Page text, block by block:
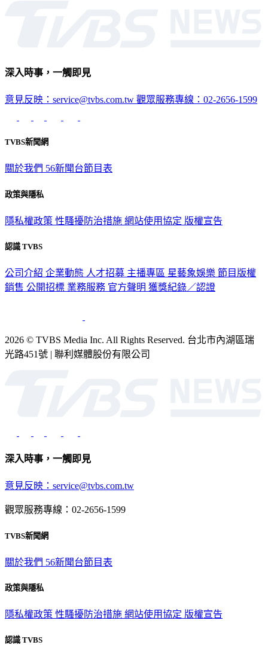
深入時事，一觸即見
意見反映：service@tvbs.com.tw 觀眾服務專線：02-2656-1599
TVBS新聞網
關於我們 56新聞台節目表
政策與隱私
隱私權政策 性騷擾防治措施 網站使用協定 版權宣告
認識 TVBS
公司介紹 企業動態 人才招募 主播專區 星藝象娛樂 節目版權
銷售 公開招標 業務服務 官方聲明 獲獎紀錄／認證
2026 © TVBS Media Inc. All Rights Reserved. 台北市內湖區瑞
光路451號 | 聯利媒體股份有限公司
深入時事，一觸即見
意見反映：service@tvbs.com.tw
觀眾服務專線：02-2656-1599
TVBS新聞網
關於我們 56新聞台節目表
政策與隱私
隱私權政策 性騷擾防治措施 網站使用協定 版權宣告
認識 TVBS